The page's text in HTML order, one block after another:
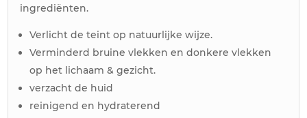
ingrediënten.
Verlicht de teint op natuurlijke wijze.
Verminderd bruine vlekken en donkere vlekken
op het lichaam & gezicht.
verzacht de huid
reinigend en hydraterend